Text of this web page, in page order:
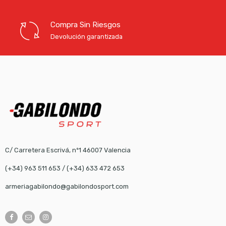
Compra Sin Riesgos
Devolución garantizada
C/ Carretera Escrivá, nº1 46007 Valencia
(+34) 963 511 653 / (+34) 633 472 653
armeriagabilondo@gabilondosport.com